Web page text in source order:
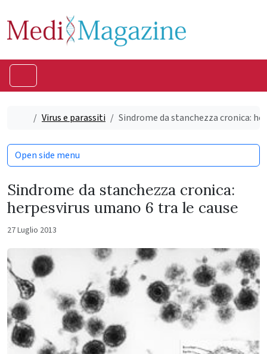
Home
Virus e parassiti Sindrome da stanchezza cronica:
Sindrome da stanchezza cronica:
herpesvirus umano 6 tra le cause
27 Luglio 2013
Open side menu